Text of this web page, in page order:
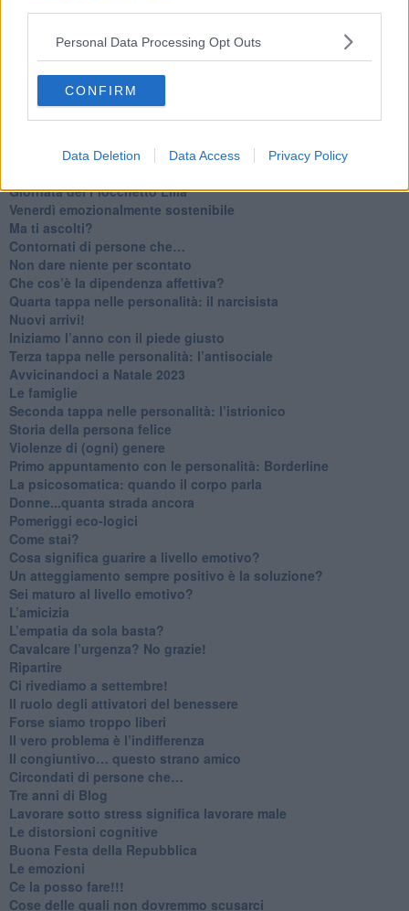
Personal Data Processing Opt Outs
CONFIRM
Data Deletion Data Access Privacy Policy
Non hanno un amico a teatro​
​Tutta una questione di rispetto
​Cose che ci esauriscono
​Vespa che passione!
​Lasciate ai vostri figli il diritto di piangere
​Essere genitori di un adolescente
​Giornata del Fiocchetto Lilla
​Venerdì emozionalmente sostenibile
Ma ti ascolti?
Contornati di persone che…
Non dare niente per scontato
Che cos’è la dipendenza affettiva?
Quarta tappa nelle personalità: il narcisista
​Nuovi arrivi!
​Iniziamo l’anno con il piede giusto
​Terza tappa nelle personalità: l’antisociale
​Avvicinandoci a Natale 2023
Le famiglie
Seconda tappa nelle personalità: l’istrionico
​Storia della persona felice
Violenze di (ogni) genere
​Primo appuntamento con le personalità: Borderline
La psicosomatica: quando il corpo parla
Donne...quanta strada ancora
​Pomeriggi eco-logici
​Come stai?
Cosa significa guarire a livello emotivo?
​Un atteggiamento sempre positivo è la soluzione?
​Sei maturo al livello emotivo?
​L’amicizia
​L’empatia da sola basta?
​Cavalcare l’urgenza? No grazie!
Ripartire
​Ci rivediamo a settembre!
​Il ruolo degli attivatori del benessere
​Forse siamo troppo liberi
​Il vero problema è l’indifferenza
​Il congiuntivo… questo strano amico
​Circondati di persone che…
​Tre anni di Blog
​Lavorare sotto stress significa lavorare male
​Le distorsioni cognitive
​Buona Festa della Repubblica
Le emozioni
​Ce la posso fare!!!
​Cose delle quali non dovremmo scusarci